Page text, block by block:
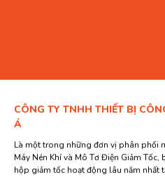
CÔNG TY TNHH THIẾT BỊ
Á
Là một trong những đơn vị phân phối
Máy Nén Khí và Mô Tơ Điện Giảm
hộp giảm tốc hoạt động lâu năm nhất